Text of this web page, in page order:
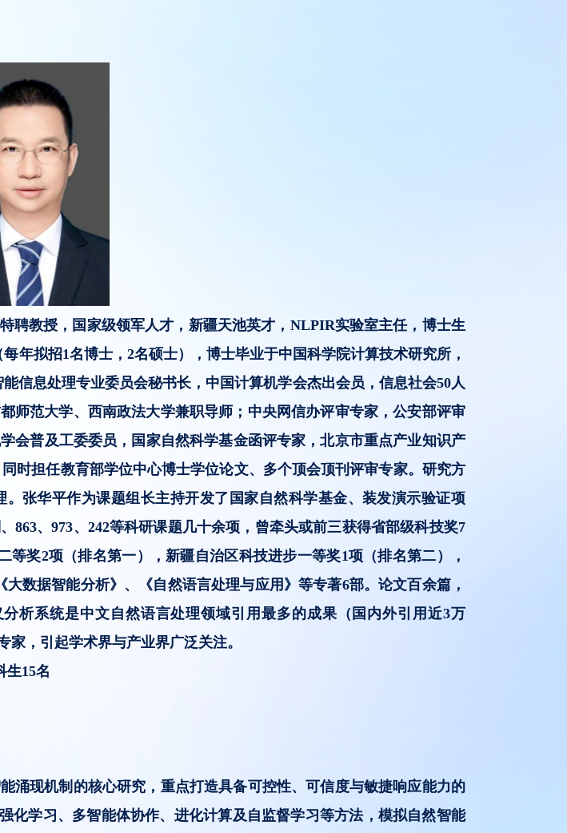
教授，国家级领军人才，新疆天池英才，NLPIR实验室主任，博士生
年拟招1名博士，2名硕士），博士毕业于中国科学院计算技术研究所，
信息处理专业委员会秘书长，中国计算机学会杰出会员，信息社会50人
师范大学、西南政法大学兼职导师；中央网信办评审专家，公安部评审
会普及工委委员，国家自然科学基金函评专家，北京市重点产业知识产
时担任教育部学位中心博士学位论文、多个顶会顶刊评审专家。研究方
张华平作为课题组长主持开发了国家自然科学基金、装发演示验证项
、973、242等科研课题几十余项，曾牵头或前三获得省部级科技奖7
奖2项（排名第一），新疆自治区科技进步一等奖1项（排名第二），
数据智能分析》、《自然语言处理与应用》等专著6部。论文百余篇，
析系统是中文自然语言处理领域引用最多的成果（国内外引用近3万
，引起学术界与产业界广泛关注。
15名
现机制的核心研究，重点打造具备可控性、可信度与敏捷响应能力的
化学习、多智能体协作、进化计算及自监督学习等方法，模拟自然智能